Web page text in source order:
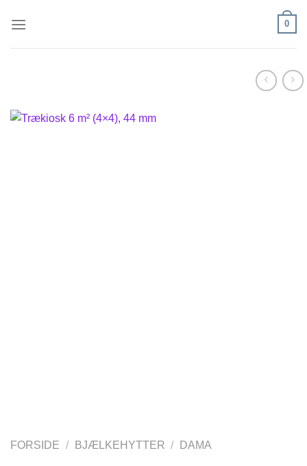
0
FORSIDE / BJÆLKEHYTTER / DAMA